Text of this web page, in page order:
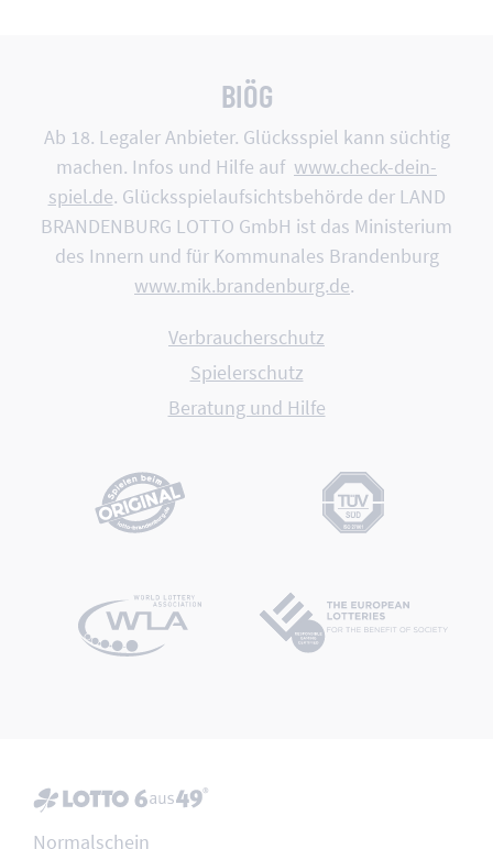
BIÖG
Ab 18. Legaler Anbieter. Glücksspiel kann süchtig
machen. Infos und Hilfe auf www.check-dein-
spiel.de. Glücksspiel­aufsichts­behörde der LAND
BRANDEN­BURG LOTTO GmbH ist das Minis­terium
des Innern und für Kommu­nales Branden­burg
www.mik.brandenburg.de.
Verbraucherschutz
Spielerschutz
Beratung und Hilfe
Normalschein